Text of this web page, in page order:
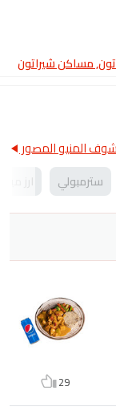
مساكن شيراتون
المنيو المصور
سترمبولي ارز ميجا
29